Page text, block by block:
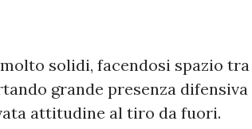
solidi, facendosi spazio tra
grande presenza difensiva
attitudine al tiro da fuori.